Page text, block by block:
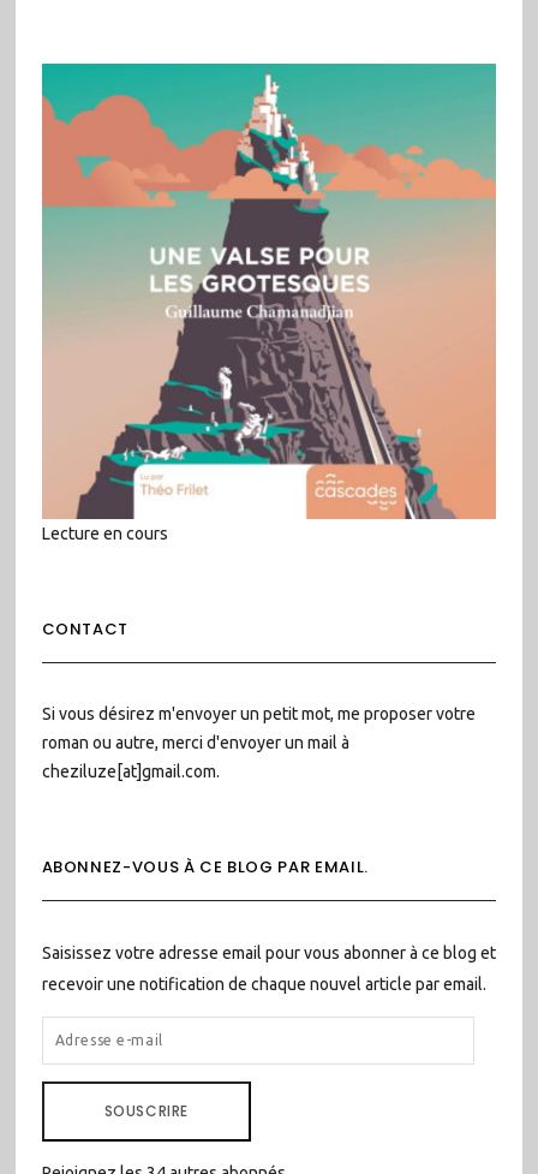
Lecture en cours
CONTACT
Si vous désirez m'envoyer un petit mot, me proposer votre
roman ou autre, merci d'envoyer un mail à
cheziluze[at]gmail.com.
ABONNEZ-VOUS À CE BLOG PAR EMAIL.
Saisissez votre adresse email pour vous abonner à ce blog et
recevoir une notification de chaque nouvel article par email.
ADRESSE
E-
SOUSCRIRE